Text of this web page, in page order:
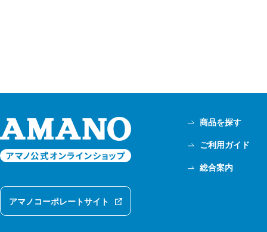
アマノコーポレートサイト
商品を探す
ご利用ガイド
総合案内